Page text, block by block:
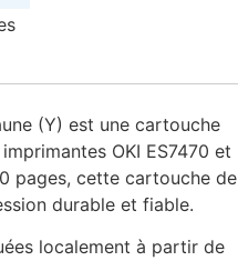
(Y) est une cartouche
OKI ES7470 et
pages, cette cartouche de
durable et fiable.
localement à partir de